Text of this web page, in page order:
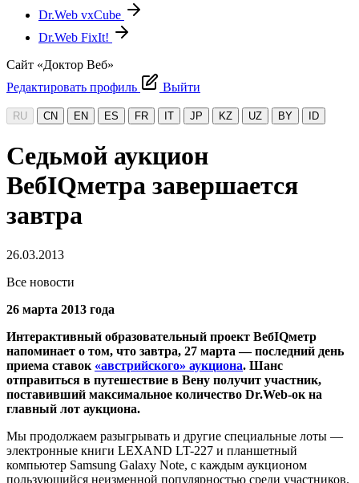
Dr.Web vxCube
Dr.Web FixIt!
Сайт «Доктор Веб»
Редактировать профиль
Выйти
RU CN EN ES FR IT JP KZ UZ BY ID
Седьмой аукцион
ВебIQметра завершается
завтра
26.03.2013
Все новости
26 марта 2013 года
Интерактивный образовательный проект ВебIQметр
напоминает о том, что завтра, 27 марта — последний день
приема ставок «австрийского» аукциона. Шанс
отправиться в путешествие в Вену получит участник,
поставивший максимальное количество Dr.Web-ок на
главный лот аукциона.
Мы продолжаем разыгрывать и другие специальные лоты —
электронные книги LEXAND LT-227 и планшетный
компьютер Samsung Galaxy Note, с каждым аукционом
пользующийся неизменной популярностью среди участников.